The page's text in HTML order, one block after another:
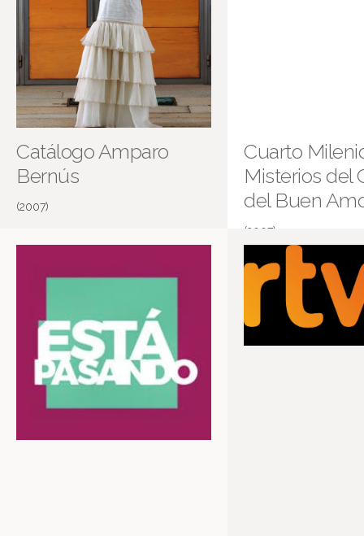
Catálogo Amparo
Bernús
(2007)
Cuarto
Misterios del
del Buen
(2007)
Más información en IMDB